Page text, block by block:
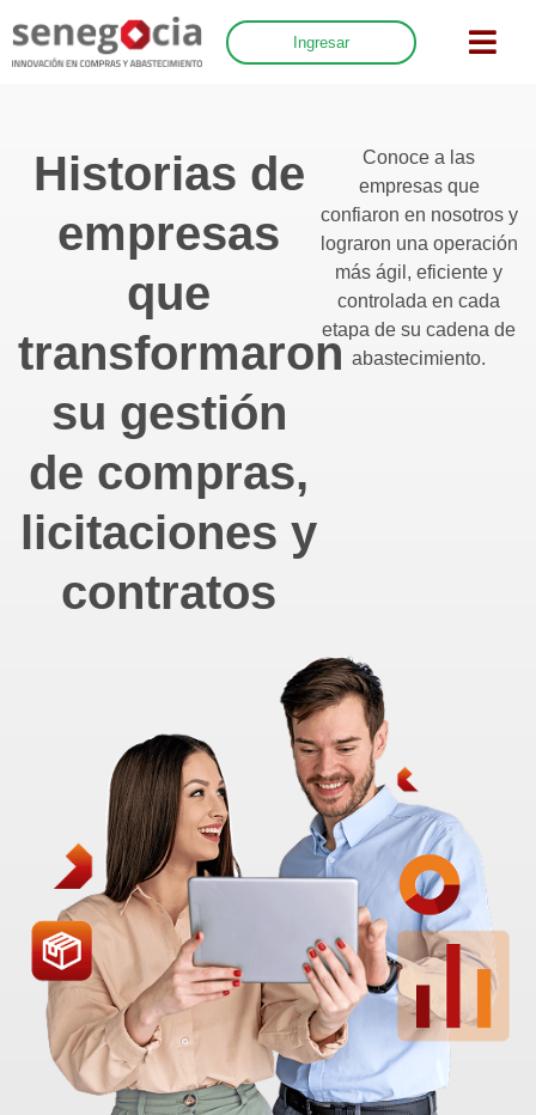
Ingresar
Historias de
empresas
que
transformaron
su gestión
de compras,
licitaciones y
contratos
Conoce a las
empresas que
confiaron en nosotros y
lograron una operación
más ágil, eficiente y
controlada en cada
etapa de su cadena de
abastecimiento.